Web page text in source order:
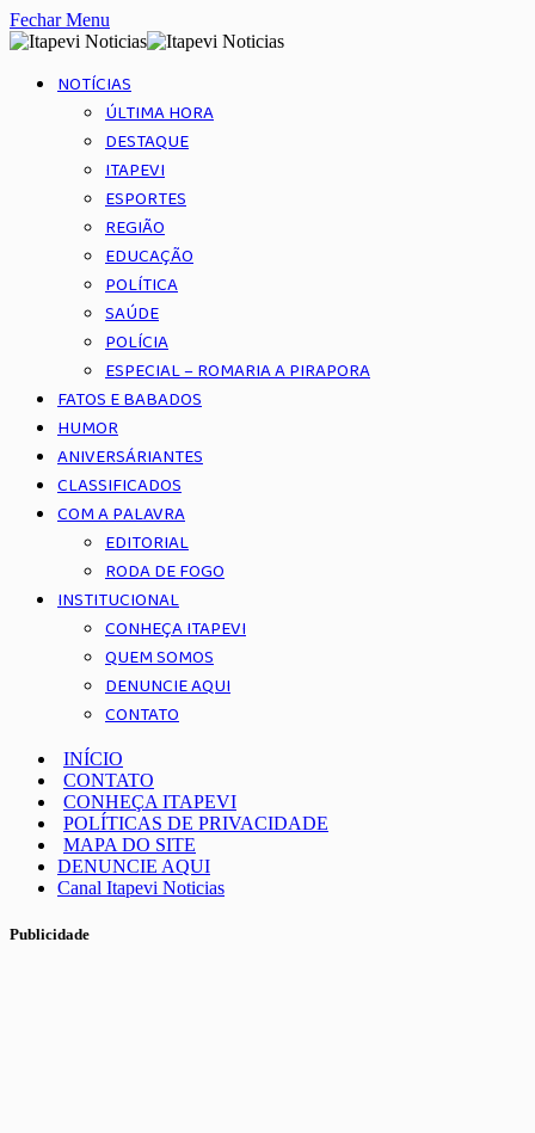
Fechar Menu
NOTÍCIAS
ÚLTIMA HORA
DESTAQUE
ITAPEVI
ESPORTES
REGIÃO
EDUCAÇÃO
POLÍTICA
SAÚDE
POLÍCIA
ESPECIAL – ROMARIA A PIRAPORA
FATOS E BABADOS
HUMOR
ANIVERSÁRIANTES
CLASSIFICADOS
COM A PALAVRA
EDITORIAL
RODA DE FOGO
INSTITUCIONAL
CONHEÇA ITAPEVI
QUEM SOMOS
DENUNCIE AQUI
CONTATO
INÍCIO
CONTATO
CONHEÇA ITAPEVI
POLÍTICAS DE PRIVACIDADE
MAPA DO SITE
DENUNCIE AQUI
Canal Itapevi Noticias
Publicidade